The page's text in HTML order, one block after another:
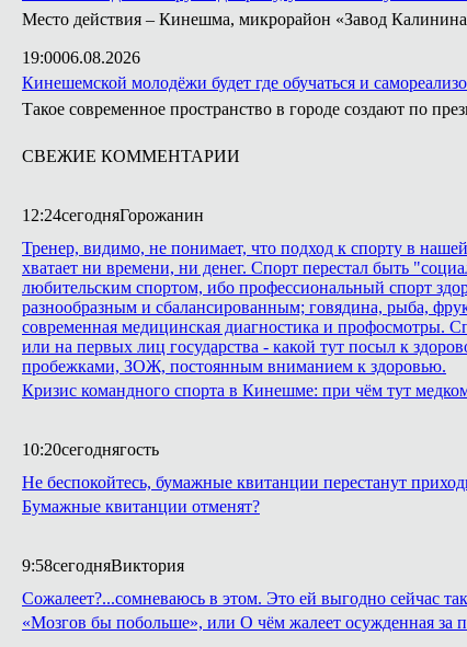
Место действия – Кинешма, микрорайон «Завод
19:0006.08.2026
Кинешемской молодёжи будет где обучаться и
Такое современное пространство в городе создают по
СВЕЖИЕ КОММЕНТАРИИ
12:24сегодняГорожанин
Тренер, видимо, не понимает, что подход к спорту в
хватает ни времени, ни денег. Спорт перестал быть
любительским спортом, ибо профессиональный спорт
разнообразным и сбалансированным; говядина, рыба,
современная медицинская диагностика и профосмотры.
или на первых лиц государства - какой тут посыл к
пробежками, ЗОЖ, постоянным вниманием к здоровью.
Кризис командного спорта в Кинешме: при чём тут
10:20сегоднягость
Не беспокойтесь, бумажные квитанции перестанут
Бумажные квитанции отменят?
9:58сегодняВиктория
Сожалеет?...сомневаюсь в этом. Это ей выгодно сейчас
«Мозгов бы побольше», или О чём жалеет осужденная за